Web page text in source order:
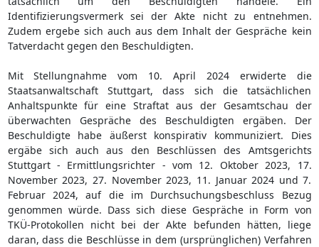
Identifizierungsvermerk sei der Akte nicht zu entnehmen.
Zudem ergebe sich auch aus dem Inhalt der Gespräche kein
Tatverdacht gegen den Beschuldigten.
Mit Stellungnahme vom 10. April 2024 erwiderte die
Staatsanwaltschaft Stuttgart, dass sich die tatsächlichen
Anhaltspunkte für eine Straftat aus der Gesamtschau der
überwachten Gespräche des Beschuldigten ergäben. Der
Beschuldigte habe äußerst konspirativ kommuniziert. Dies
ergäbe sich auch aus den Beschlüssen des Amtsgerichts
Stuttgart - Ermittlungsrichter - vom 12. Oktober 2023, 17.
November 2023, 27. November 2023, 11. Januar 2024 und 7.
Februar 2024, auf die im Durchsuchungsbeschluss Bezug
genommen würde. Dass sich diese Gespräche in Form von
TKÜ-Protokollen nicht bei der Akte befunden hätten, liege
daran, dass die Beschlüsse in dem (ursprünglichen) Verfahren